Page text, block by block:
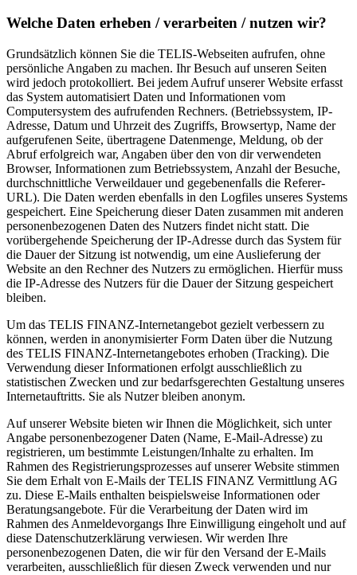
Welche Daten erheben / verarbeiten / nutzen wir?
Grundsätzlich können Sie die TELIS-Webseiten aufrufen, ohne
persönliche Angaben zu machen. Ihr Besuch auf unseren Seiten
wird jedoch protokolliert. Bei jedem Aufruf unserer Website erfasst
das System automatisiert Daten und Informationen vom
Computersystem des aufrufenden Rechners. (Betriebssystem, IP-
Adresse, Datum und Uhrzeit des Zugriffs, Browsertyp, Name der
aufgerufenen Seite, übertragene Datenmenge, Meldung, ob der
Abruf erfolgreich war, Angaben über den von dir verwendeten
Browser, Informationen zum Betriebssystem, Anzahl der Besuche,
durchschnittliche Verweildauer und gegebenenfalls die Referer-
URL). Die Daten werden ebenfalls in den Logfiles unseres Systems
gespeichert. Eine Speicherung dieser Daten zusammen mit anderen
personenbezogenen Daten des Nutzers findet nicht statt. Die
vorübergehende Speicherung der IP-Adresse durch das System für
die Dauer der Sitzung ist notwendig, um eine Auslieferung der
Website an den Rechner des Nutzers zu ermöglichen. Hierfür muss
die IP-Adresse des Nutzers für die Dauer der Sitzung gespeichert
bleiben.
Um das TELIS FINANZ-Internetangebot gezielt verbessern zu
können, werden in anonymisierter Form Daten über die Nutzung
des TELIS FINANZ-Internetangebotes erhoben (Tracking). Die
Verwendung dieser Informationen erfolgt ausschließlich zu
statistischen Zwecken und zur bedarfsgerechten Gestaltung unseres
Internetauftritts. Sie als Nutzer bleiben anonym.
Auf unserer Website bieten wir Ihnen die Möglichkeit, sich unter
Angabe personenbezogener Daten (Name, E-Mail-Adresse) zu
registrieren, um bestimmte Leistungen/Inhalte zu erhalten. Im
Rahmen des Registrierungsprozesses auf unserer Website stimmen
Sie dem Erhalt von E-Mails der TELIS FINANZ Vermittlung AG
zu. Diese E-Mails enthalten beispielsweise Informationen oder
Beratungsangebote. Für die Verarbeitung der Daten wird im
Rahmen des Anmeldevorgangs Ihre Einwilligung eingeholt und auf
diese Datenschutzerklärung verwiesen. Wir werden Ihre
personenbezogenen Daten, die wir für den Versand der E-Mails
verarbeiten, ausschließlich für diesen Zweck verwenden und nur